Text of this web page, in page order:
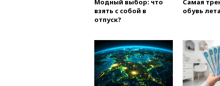
Модный выбор: что
взять с собой в
отпуск?
Самая
обувь